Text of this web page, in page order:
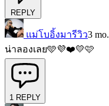
REPLY
แม่โบอิ้งมารีวิว3 mo.
น่าลองเลย🩵💜❤️💛🩷
1 REPLY